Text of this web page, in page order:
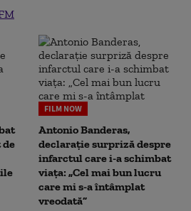
de
FILM NOW
Antonio Banderas,
declarație surpriză despre
infarctul care i-a schimbat
viața: „Cel mai bun lucru
care mi s-a întâmplat
vreodată”